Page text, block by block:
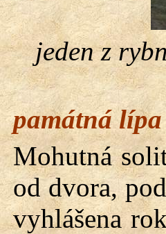
jeden z
památná lípa
Mohutná
od dvora,
vyhlášena